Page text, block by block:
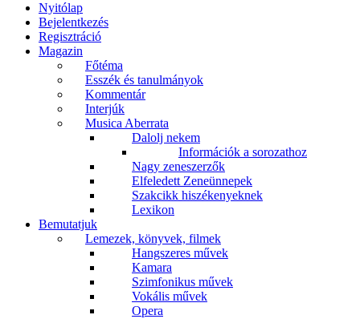
Nyitólap
Bejelentkezés
Regisztráció
Magazin
Főtéma
Esszék és tanulmányok
Kommentár
Interjúk
Musica Aberrata
Dalolj nekem
Információk a sorozathoz
Nagy zeneszerzők
Elfeledett Zeneünnepek
Szakcikk hiszékenyeknek
Lexikon
Bemutatjuk
Lemezek, könyvek, filmek
Hangszeres művek
Kamara
Szimfonikus művek
Vokális művek
Opera